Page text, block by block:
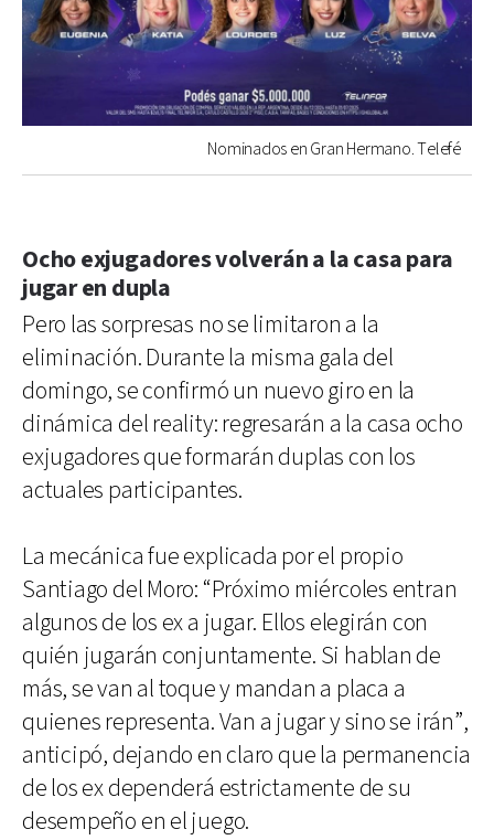
Nominados en Gran Hermano. Telefé
Ocho exjugadores volverán a la casa para
jugar en dupla
Pero las sorpresas no se limitaron a la
eliminación. Durante la misma gala del
domingo, se confirmó un nuevo giro en la
dinámica del reality: regresarán a la casa ocho
exjugadores que formarán duplas con los
actuales participantes.
La mecánica fue explicada por el propio
Santiago del Moro: “Próximo miércoles entran
algunos de los ex a jugar. Ellos elegirán con
quién jugarán conjuntamente. Si hablan de
más, se van al toque y mandan a placa a
quienes representa. Van a jugar y sino se irán”,
anticipó, dejando en claro que la permanencia
de los ex dependerá estrictamente de su
desempeño en el juego.